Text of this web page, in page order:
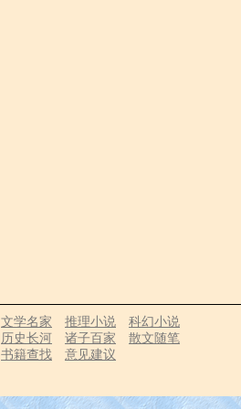
文学名家 推理小说
科幻小说
历史长河 诸子百家
散文随笔
书籍查找
意见建议